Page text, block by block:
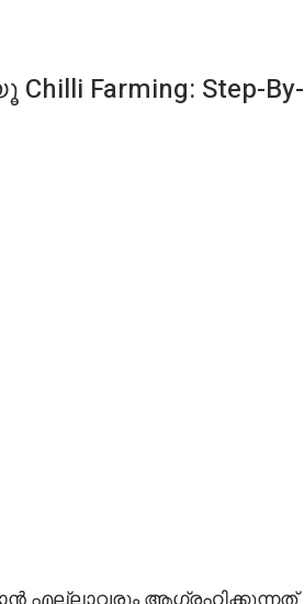
Farming: Step-By-
എല്ലാവരും ആഗ്രഹിക്കുന്നത്